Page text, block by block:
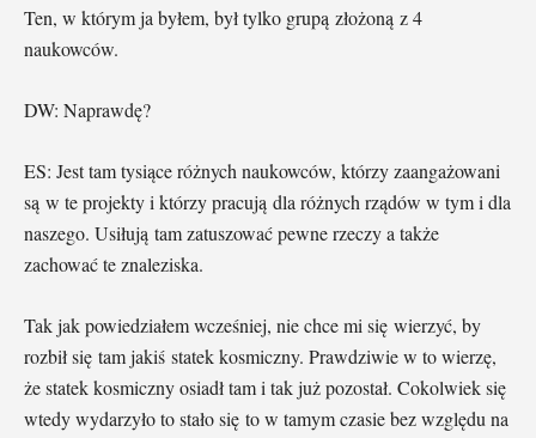
Ten, w którym ja byłem, był tylko grupą złożoną z 4
naukowców.
DW: Naprawdę?
ES: Jest tam tysiące różnych naukowców, którzy zaangażowani
są w te projekty i którzy pracują dla różnych rządów w tym i dla
naszego. Usiłują tam zatuszować pewne rzeczy a także
zachować te znaleziska.
Tak jak powiedziałem wcześniej, nie chce mi się wierzyć, by
rozbił się tam jakiś statek kosmiczny. Prawdziwie w to wierzę,
że statek kosmiczny osiadł tam i tak już pozostał. Cokolwiek się
wtedy wydarzyło to stało się to w tamym czasie bez względu na